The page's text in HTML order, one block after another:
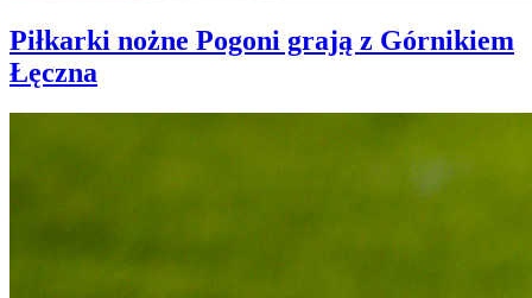
Piłkarki nożne Pogoni grają z Górnikiem
Łęczna